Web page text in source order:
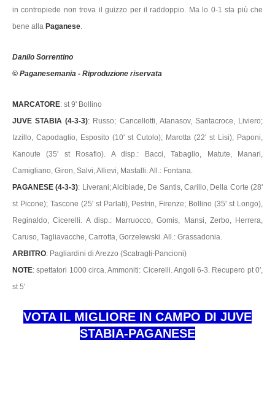
in contropiede non trova il guizzo per il raddoppio. Ma lo 0-1 sta più che
bene alla Paganese.
Danilo Sorrentino
© Paganesemania - Riproduzione riservata
MARCATORE: st 9' Bollino
JUVE STABIA (4-3-3): Russo; Cancellotti, Atanasov, Santacroce, Liviero;
Izzillo, Capodaglio, Esposito (10' st Cutolo); Marotta (22' st Lisi), Paponi,
Kanoute (35' st Rosafio). A disp.: Bacci, Tabaglio, Matute, Manari,
Camigliano, Giron, Salvi, Allievi, Mastalli. All.: Fontana.
PAGANESE (4-3-3): Liverani; Alcibiade, De Santis, Carillo, Della Corte (28'
st Picone); Tascone (25' st Parlati), Pestrin, Firenze; Bollino (35' st Longo),
Reginaldo, Cicerelli. A disp.: Marruocco, Gomis, Mansi, Zerbo, Herrera,
Caruso, Tagliavacche, Carrotta, Gorzelewski. All.: Grassadonia.
ARBITRO: Pagliardini di Arezzo (Scatragli-Pancioni)
NOTE: spettatori 1000 circa. Ammoniti: Cicerelli. Angoli 6-3. Recupero pt 0',
st 5'
VOTA IL MIGLIORE IN CAMPO DI JUVE
STABIA-PAGANESE